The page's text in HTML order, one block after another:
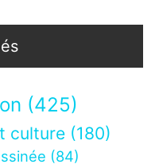
(425)
culture (180)
(84)